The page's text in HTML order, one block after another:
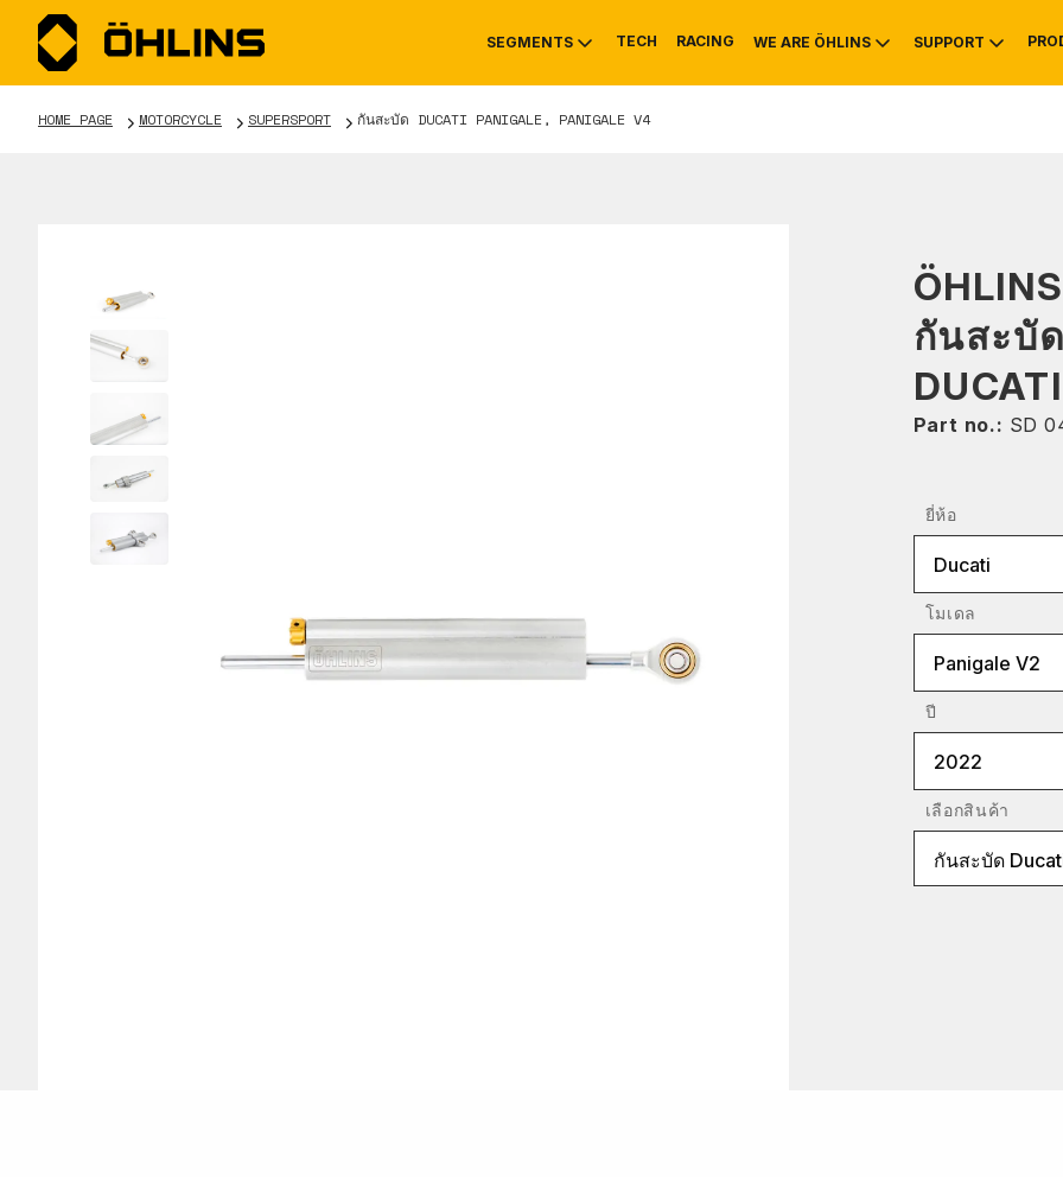
SEGMENTS
MOUNTAIN BIKE
TECH RACING WE ARE ÖHLINS
HISTORY
SUPPORT
SERVICE INFO &
HOME PAGE MOTORCYCLE SUPERSPORT กันสะบัด DUCATI PANIGALE, PANIGALE V4
กันสะบั
Part no.: SD
ยี่ห้อ
Ducati
โมเดล
Panigale V2
ปี
2022
เลือกสินค้า
กันสะบัด